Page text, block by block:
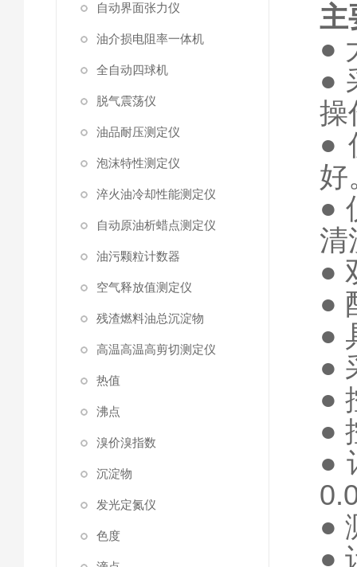
自动界面张力仪
油介损电阻率一体机
全自动四球机
脱气震荡仪
油品耐压测定仪
泡沫特性测定仪
淬火油冷却性能测定仪
自动原油析蜡点测定仪
油污颗粒计数器
空气释放值测定仪
残渣燃料油总沉淀物
高温高温高剪切测定仪
热值
沸点
溴价溴指数
沉淀物
发光定氮仪
色度
主
●
●
操
●
好
●
清
●
●
●
●
●
●
●
●
●